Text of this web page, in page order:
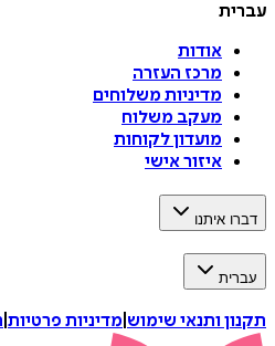
עברית
אודות
מרכז העזרה
מדיניות משלוחים
מעקב משלוח
מועדון לקוחות
איזור אישי
דברו איתנו
עברית
תקנון ותנאי שימוש מדיניות פרטיות